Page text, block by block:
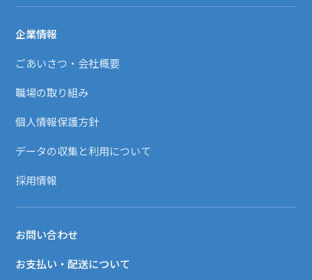
企業情報
ごあいさつ・会社概要
職場の取り組み
個人情報保護方針
データの収集と利用について
採用情報
お問い合わせ
お支払い・配送について